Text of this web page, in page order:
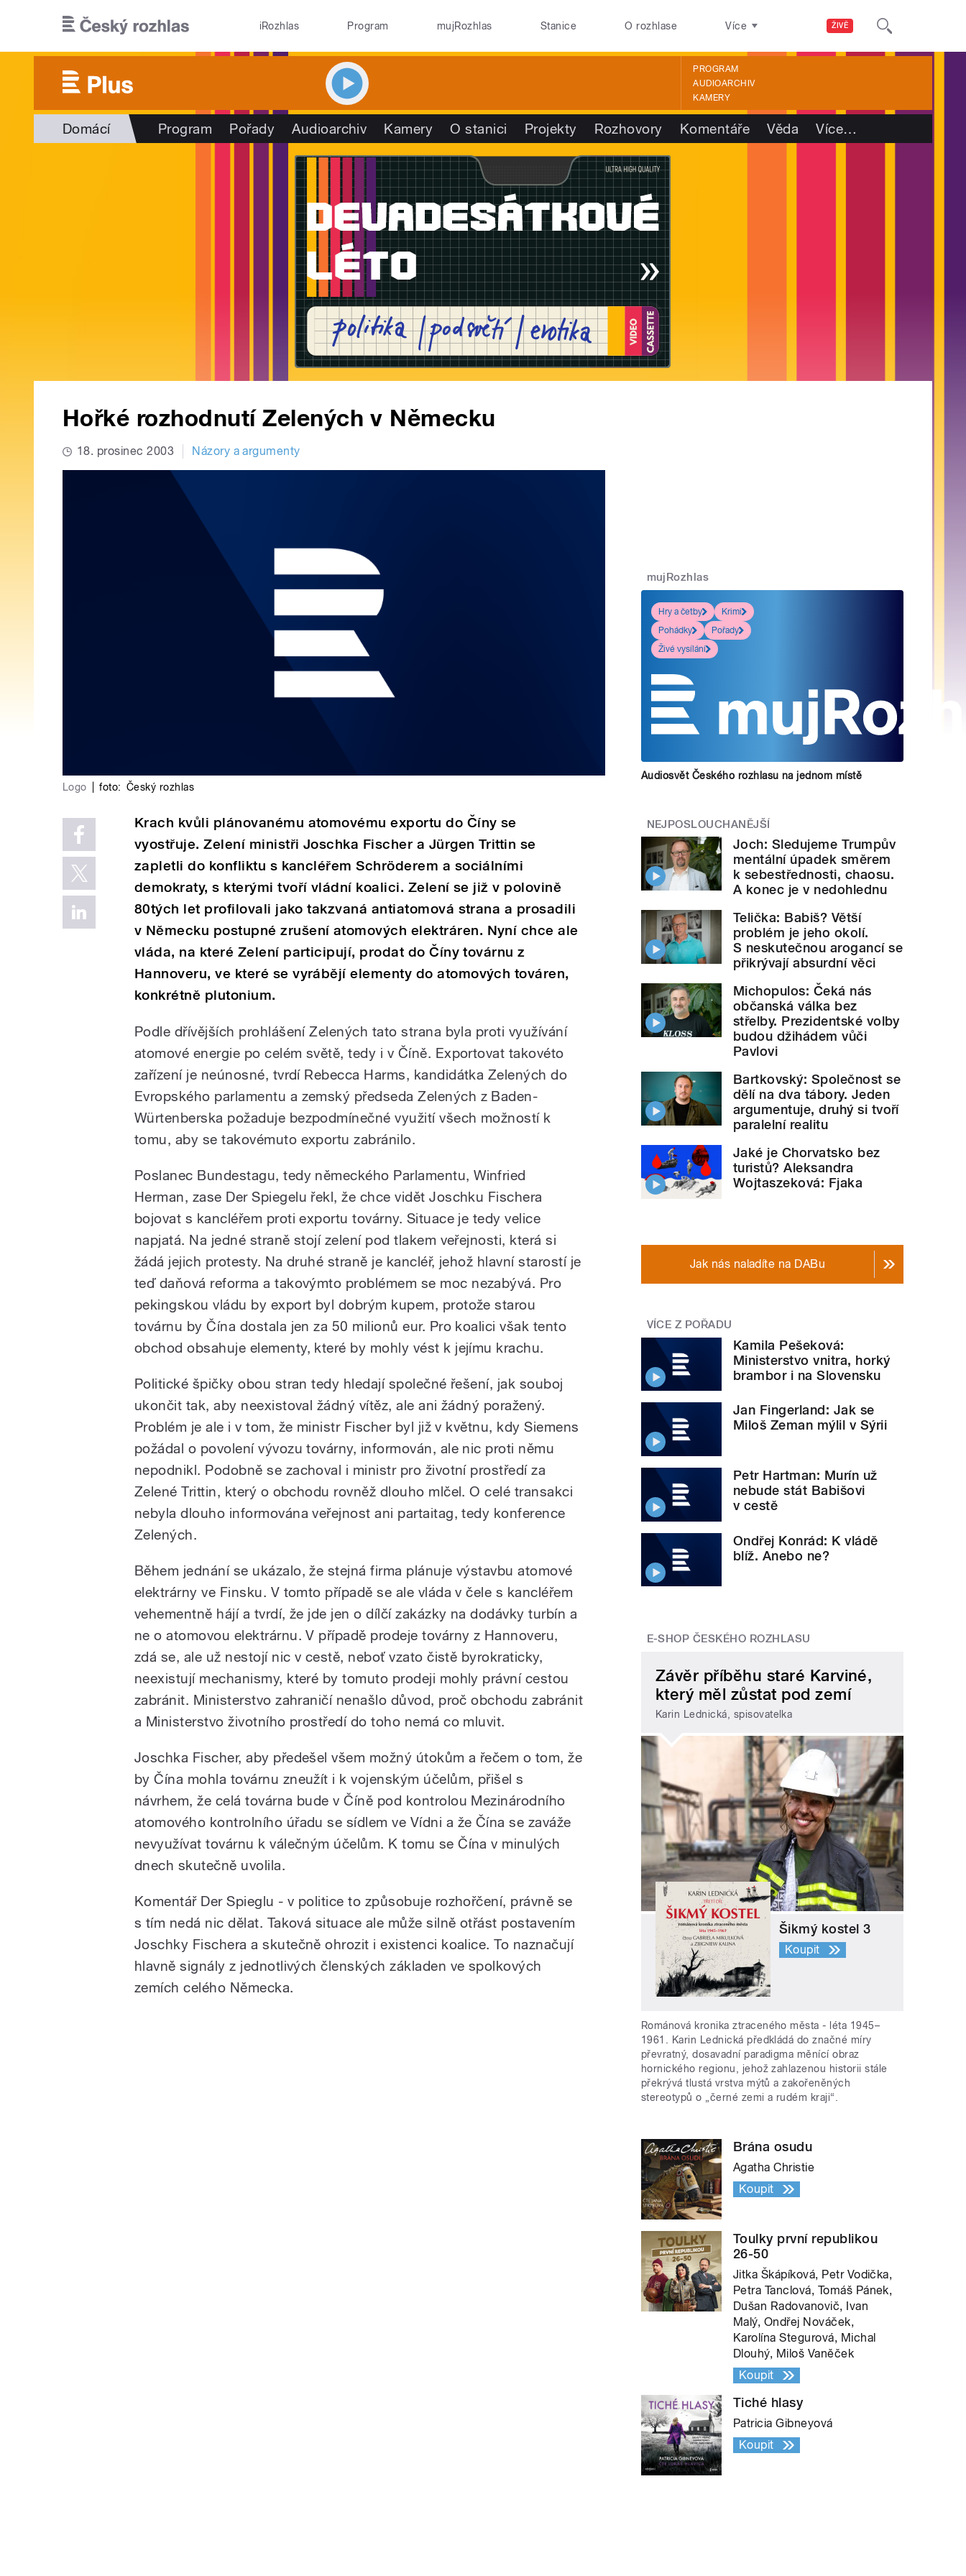
ŽIVĚ
iRozhlas Program mujRozhlas Stanice O rozhlase Více
PROGRAM
AUDIOARCHIV
KAMERY
Domácí Program Pořady Audioarchiv Kamery O stanici Projekty Rozhovory Komentáře Věda Více…
Hořké rozhodnutí Zelených v Německu
18. prosinec 2003 Názory a argumenty
Logo foto: Český rozhlas
Krach kvůli plánovanému atomovému exportu do Číny se
vyostřuje. Zelení ministři Joschka Fischer a Jürgen Trittin se
zapletli do konfliktu s kancléřem Schröderem a sociálními
demokraty, s kterými tvoří vládní koalici. Zelení se již v polovině
80tých let profilovali jako takzvaná antiatomová strana a prosadili
v Německu postupné zrušení atomových elektráren. Nyní chce ale
vláda, na které Zelení participují, prodat do Číny továrnu z
Hannoveru, ve které se vyrábějí elementy do atomových továren,
konkrétně plutonium.
Podle dřívějších prohlášení Zelených tato strana byla proti využívání
atomové energie po celém světě, tedy i v Číně. Exportovat takovéto
zařízení je neúnosné, tvrdí Rebecca Harms, kandidátka Zelených do
Evropského parlamentu a zemský předseda Zelených z Baden-
Würtenberska požaduje bezpodmínečné využití všech možností k
tomu, aby se takovémuto exportu zabránilo.
Poslanec Bundestagu, tedy německého Parlamentu, Winfried
Herman, zase Der Spiegelu řekl, že chce vidět Joschku Fischera
bojovat s kancléřem proti exportu továrny. Situace je tedy velice
napjatá. Na jedné straně stojí zelení pod tlakem veřejnosti, která si
žádá jejich protesty. Na druhé straně je kancléř, jehož hlavní starostí je
teď daňová reforma a takovýmto problémem se moc nezabývá. Pro
pekingskou vládu by export byl dobrým kupem, protože starou
továrnu by Čína dostala jen za 50 milionů eur. Pro koalici však tento
obchod obsahuje elementy, které by mohly vést k jejímu krachu.
Politické špičky obou stran tedy hledají společné řešení, jak souboj
ukončit tak, aby neexistoval žádný vítěz, ale ani žádný poražený.
Problém je ale i v tom, že ministr Fischer byl již v květnu, kdy Siemens
požádal o povolení vývozu továrny, informován, ale nic proti němu
nepodnikl. Podobně se zachoval i ministr pro životní prostředí za
Zelené Trittin, který o obchodu rovněž dlouho mlčel. O celé transakci
nebyla dlouho informována veřejnost ani partaitag, tedy konference
Zelených.
Během jednání se ukázalo, že stejná firma plánuje výstavbu atomové
elektrárny ve Finsku. V tomto případě se ale vláda v čele s kancléřem
vehementně hájí a tvrdí, že jde jen o dílčí zakázky na dodávky turbín a
ne o atomovou elektrárnu. V případě prodeje továrny z Hannoveru,
zdá se, ale už nestojí nic v cestě, neboť vzato čistě byrokraticky,
neexistují mechanismy, které by tomuto prodeji mohly právní cestou
zabránit. Ministerstvo zahraničí nenašlo důvod, proč obchodu zabránit
a Ministerstvo životního prostředí do toho nemá co mluvit.
Joschka Fischer, aby předešel všem možný útokům a řečem o tom, že
by Čína mohla továrnu zneužít i k vojenským účelům, přišel s
návrhem, že celá továrna bude v Číně pod kontrolou Mezinárodního
atomového kontrolního úřadu se sídlem ve Vídni a že Čína se zaváže
nevyužívat továrnu k válečným účelům. K tomu se Čína v minulých
dnech skutečně uvolila.
Komentář Der Spieglu - v politice to způsobuje rozhořčení, právně se
s tím nedá nic dělat. Taková situace ale může silně otřást postavením
Joschky Fischera a skutečně ohrozit i existenci koalice. To naznačují
hlavně signály z jednotlivých členských základen ve spolkových
zemích celého Německa.
mujRozhlas
Hry a četby
Krimi
Pohádky
Pořady
Živé vysílání
Audiosvět Českého rozhlasu na jednom místě
NEJPOSLOUCHANĚJŠÍ
Joch: Sledujeme Trumpův
mentální úpadek směrem
k sebestřednosti, chaosu.
A konec je v nedohlednu
Telička: Babiš? Větší
problém je jeho okolí.
S neskutečnou arogancí se
přikrývají absurdní věci
Michopulos: Čeká nás
občanská válka bez
střelby. Prezidentské volby
budou džihádem vůči
Pavlovi
Bartkovský: Společnost se
dělí na dva tábory. Jeden
argumentuje, druhý si tvoří
paralelní realitu
Jaké je Chorvatsko bez
turistů? Aleksandra
Wojtaszeková: Fjaka
Jak nás naladíte na DABu
VÍCE Z POŘADU
Kamila Pešeková:
Ministerstvo vnitra, horký
brambor i na Slovensku
Jan Fingerland: Jak se
Miloš Zeman mýlil v Sýrii
Petr Hartman: Murín už
nebude stát Babišovi
v cestě
Ondřej Konrád: K vládě
blíž. Anebo ne?
E-SHOP ČESKÉHO ROZHLASU
Závěr příběhu staré Karviné,
který měl zůstat pod zemí
Karin Lednická, spisovatelka
Šikmý kostel 3
Koupit
Románová kronika ztraceného města - léta 1945–
1961. Karin Lednická předkládá do značné míry
převratný, dosavadní paradigma měnící obraz
hornického regionu, jehož zahlazenou historii stále
překrývá tlustá vrstva mýtů a zakořeněných
stereotypů o „černé zemi a rudém kraji“.
Brána osudu
Agatha Christie
Koupit
Toulky první republikou
26-50
Jitka Škápíková, Petr Vodička,
Petra Tanclová, Tomáš Pánek,
Dušan Radovanovič, Ivan
Malý, Ondřej Nováček,
Karolína Stegurová, Michal
Dlouhý, Miloš Vaněček
Koupit
Tiché hlasy
Patricia Gibneyová
Koupit